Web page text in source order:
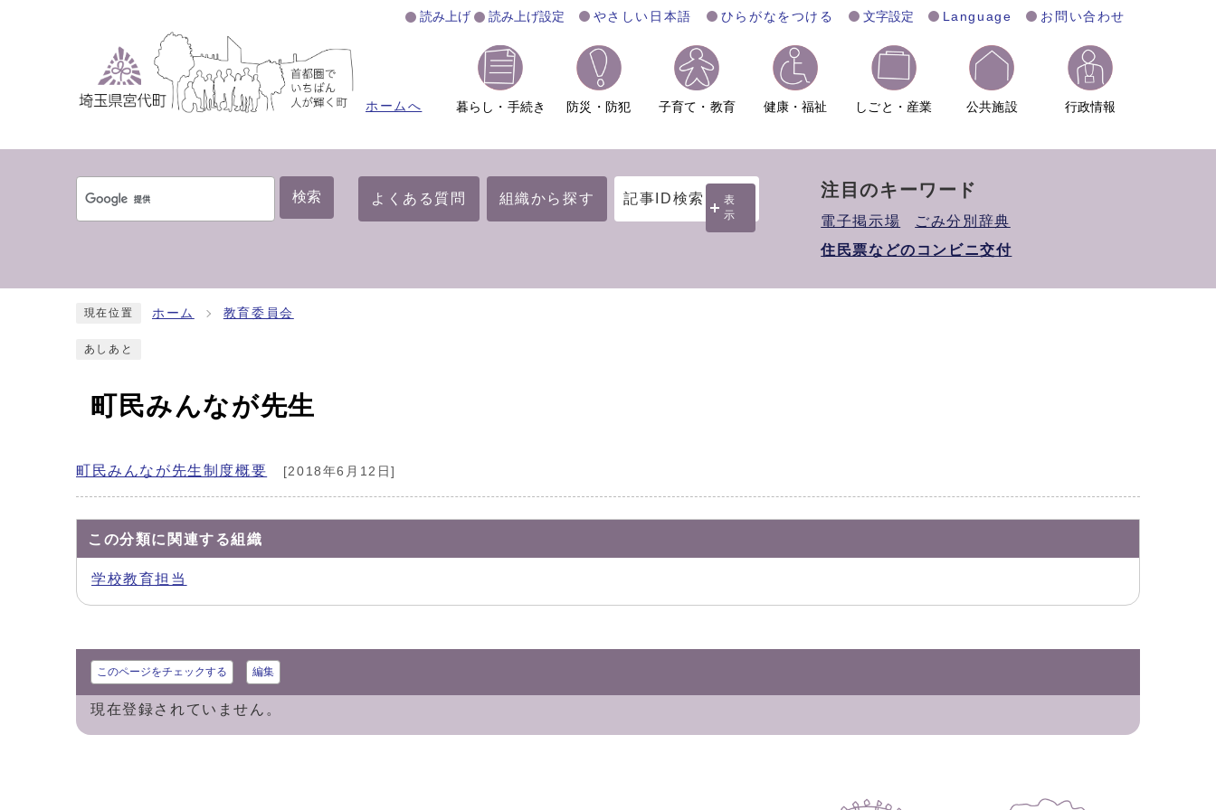
読み上げ 読み上げ設定 やさしい日本語 ひらがなをつける 文字設定 Language お問い合わせ
ホームへ 暮らし・手続き 防災・防犯 子育て・教育 健康・福祉 しごと・産業 公共施設 行政情報
検索 よくある質問 組織から探す 記事ID検索
表
示
注目のキーワード
電子掲示場
ごみ分別辞典
住民票などのコンビニ交付
現在位置 ホーム 教育委員会
あしあと
町民みんなが先生
町民みんなが先生制度概要 [2018年6月12日]
この分類に関連する組織
学校教育担当
このページをチェックする 編集
現在登録されていません。